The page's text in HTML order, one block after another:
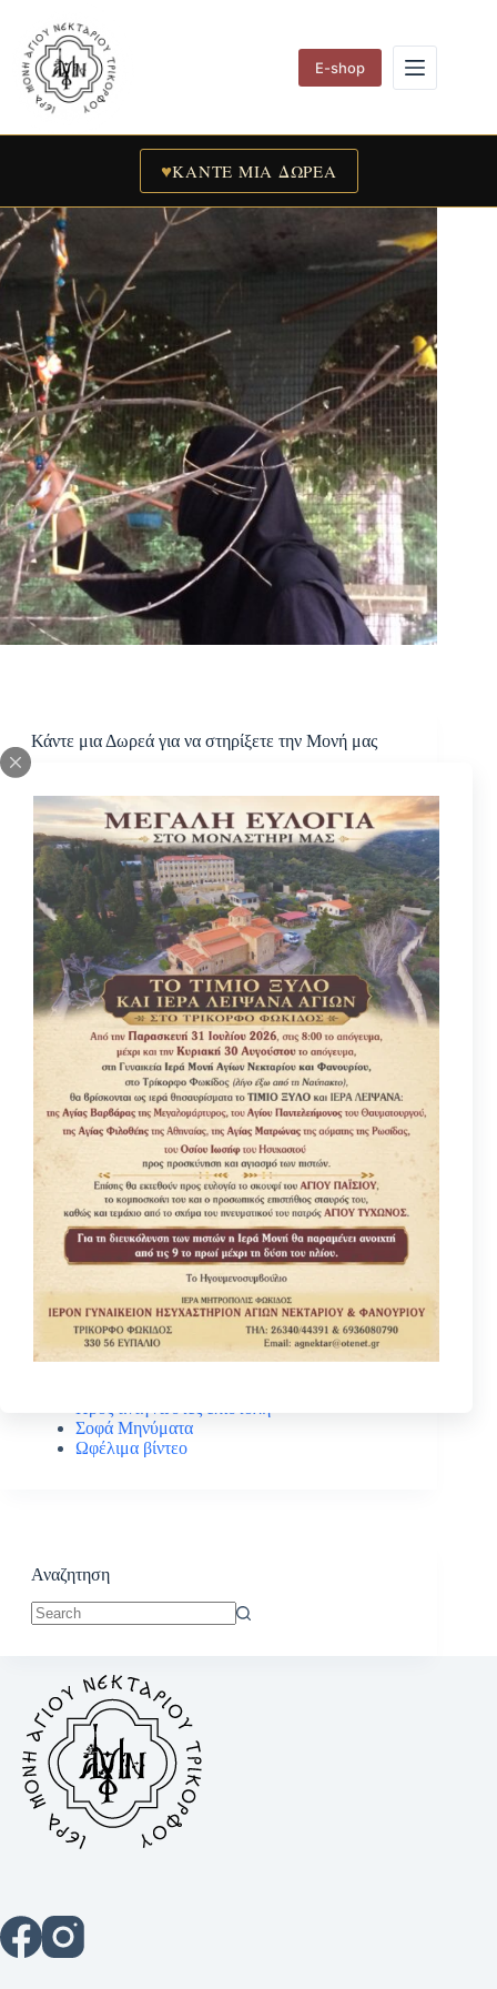
content
E-shop
♥ΚΑΝΤΕ ΜΙΑ ΔΩΡΕΑ
Κάντε μια Δωρεά για να στηρίξετε την Μονή μας
Κατηγοριες
Βίοι Αγίων
Γέροντας Νεκτάριος Μουλατσιώτης
Διάφορα ψυχωφελή κείμενα
Κάτι ενδιαφέρον
Νέα – Ανακοινώσεις
Σοφά Μηνύματα
Ωφέλιμα βίντεο
Αναζητηση